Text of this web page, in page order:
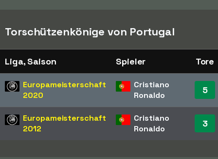
Torschützenkönige von Portugal
Liga, Saison Spieler Tore
Europameisterschaft
2020
Cristiano
Ronaldo
5
Europameisterschaft
2012
Cristiano
Ronaldo
3